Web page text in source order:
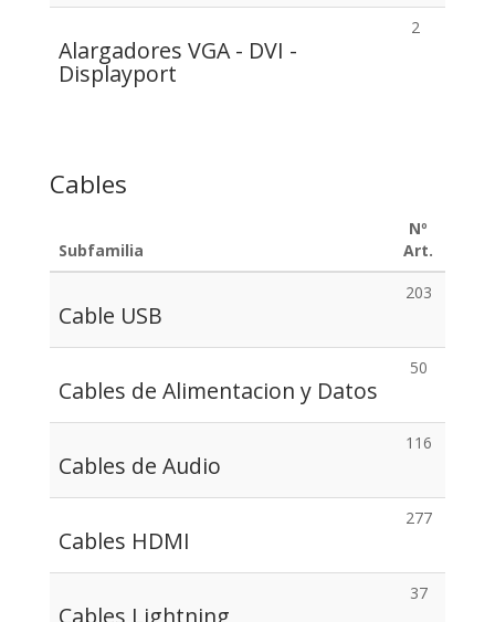
Alargadores VGA - DVI -
Displayport
2
Cables
Subfamilia
Nº
Art.
Cable USB
203
Cables de Alimentacion y Datos
50
Cables de Audio
116
Cables HDMI
277
Cables Lightning
37